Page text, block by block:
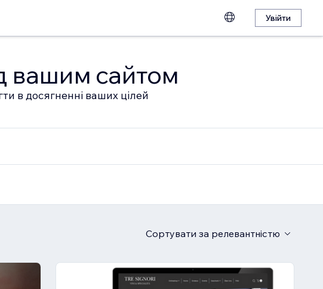
Увійти
вашим сайтом
в досягненні ваших цілей
Сортувати за релевантністю